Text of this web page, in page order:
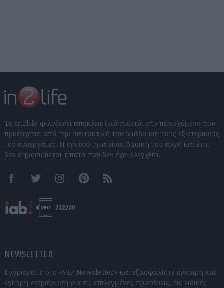
Το In2life φιλοξενεί αποκλειστικά πρωτότυπο περιεχόμενο που
προέρχεται από την συντακτική του ομάδα και τους εξωτερικούς
του συνεργάτες. Η εγκυρότητα είναι βασική του αρχή και έτσι
δεν δημοσιεύεται τίποτα που δεν έχει ελεγχθεί.
FacebookTwitter InstagramPinterestRSS feeds
NEWSLETTER
Εγγραφείτε στο «VIP Newsletter» και εξασφαλίστε έγκαιρη και
έγκυρη ενημέρωση για τις επιλεγμένες προτάσεις, τις ειδικές